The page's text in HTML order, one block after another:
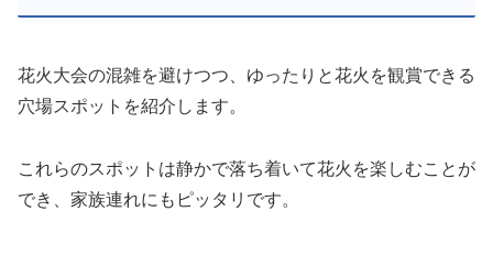
花火大会の混雑を避けつつ、ゆったりと花火を観賞できる
穴場スポットを紹介します。
これらのスポットは静かで落ち着いて花火を楽しむことが
でき、家族連れにもピッタリです。